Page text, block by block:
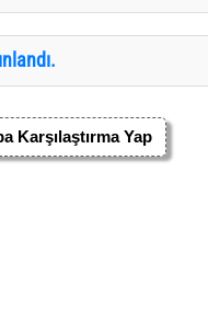
Karşılaştırma Yap